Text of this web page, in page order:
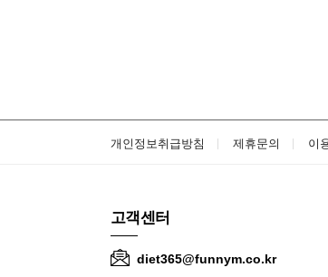
개인정보취급방침 제휴문의 이
고객센터
diet365@funnym.co.kr